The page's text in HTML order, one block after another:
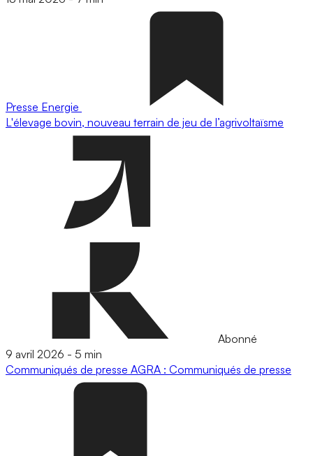
Presse Energie
L'élevage bovin, nouveau terrain de jeu de l’agrivoltaïsme
Abonné
9 avril 2026 - 5 min
Communiqués de presse AGRA : Communiqués de presse